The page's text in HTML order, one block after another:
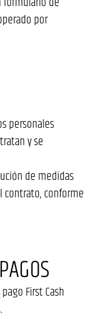
por
personales
y se
de medidas
conforme
First Cash